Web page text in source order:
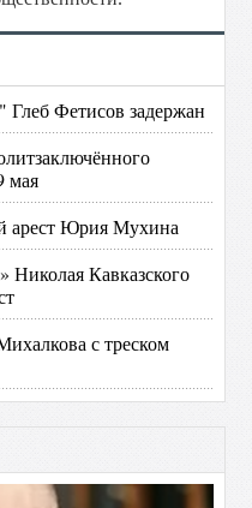
Фетисов задержан
мая
арест Юрия Мухина
Николая Кавказского
с треском